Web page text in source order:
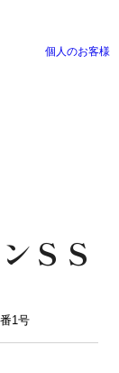
個人のお客様
車を借りる
会社概要
20 ＳＳ
1号